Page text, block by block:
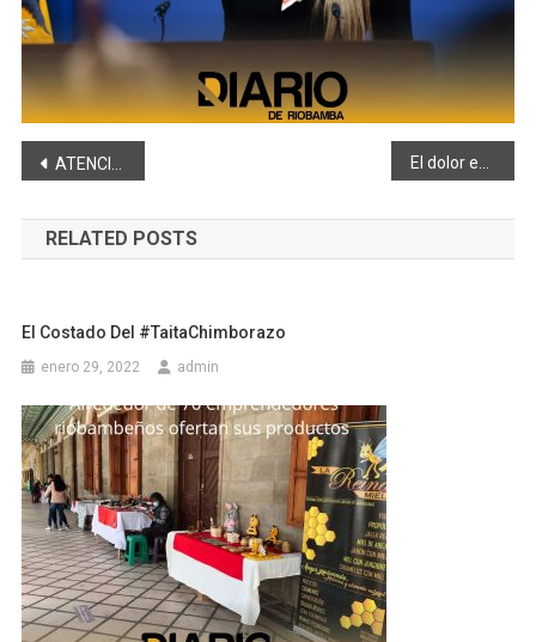
Navegación
de
entradas
ATENCIÓN PRODUCTORES Y COMERCIANTES DE BOVINOS! El dolor envolvió las afueras del centro forense y hospital de Ambato después del accidente de SIMIATUG
RELATED POSTS
El Costado Del #TaitaChimborazo
enero 29, 2022 admin